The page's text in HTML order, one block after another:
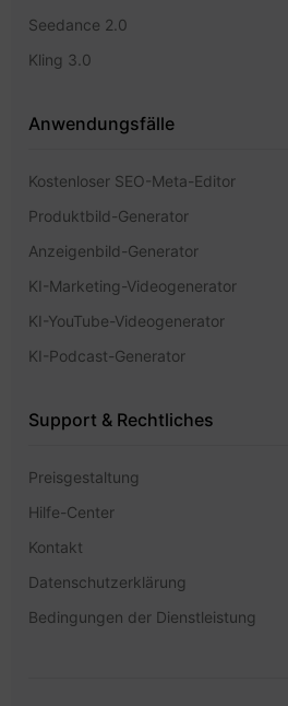
Seedance 2.0
Kling 3.0
Anwendungsfälle
Kostenloser SEO-Meta-Editor
Produktbild-Generator
Anzeigenbild-Generator
KI-Marketing-Videogenerator
KI-YouTube-Videogenerator
KI-Podcast-Generator
Support & Rechtliches
Preisgestaltung
Hilfe-Center
Kontakt
Datenschutzerklärung
Bedingungen der Dienstleistung